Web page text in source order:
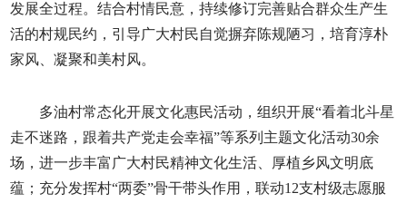
发展全过程。结合村情民意，持续修订完善贴合群众生产生
活的村规民约，引导广大村民自觉摒弃陈规陋习，培育淳朴
家风、凝聚和美村风。
多油村常态化开展文化惠民活动，组织开展“看着北斗星
走不迷路，跟着共产党走会幸福”等系列主题文化活动30余
场，进一步丰富广大村民精神文化生活、厚植乡风文明底
蕴；充分发挥村“两委”骨干带头作用，联动12支村级志愿服